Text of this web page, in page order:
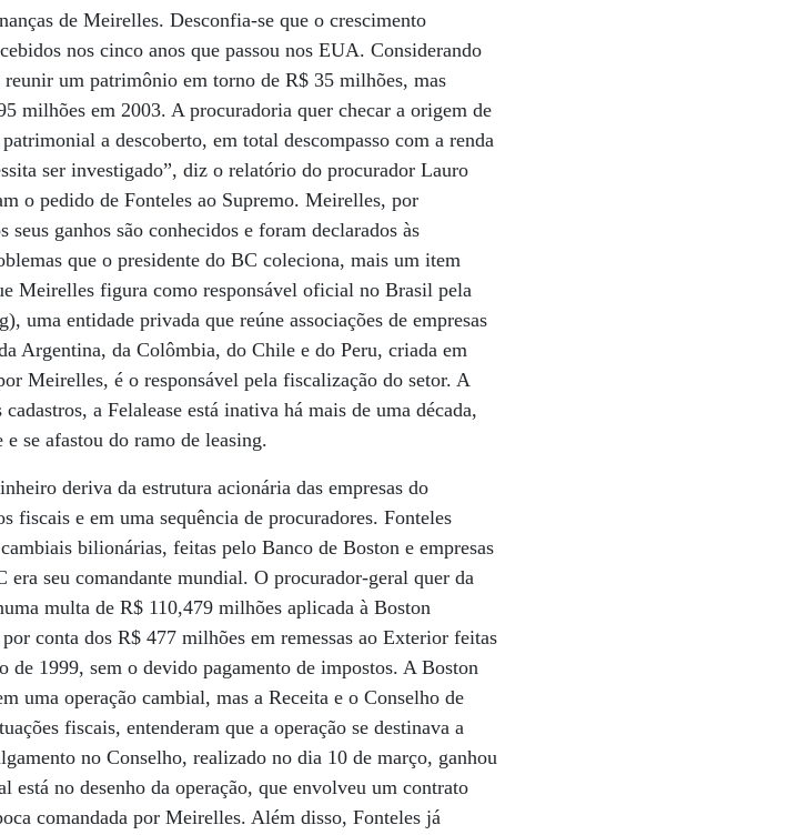
de Meirelles. Desconfia-se que o crescimento
nos cinco anos que passou nos EUA. Considerando
um patrimônio em torno de R$ 35 milhões, mas
milhões em 2003. A procuradoria quer checar a origem de
a descoberto, em total descompasso com a renda
ser investigado”, diz o relatório do procurador Lauro
o pedido de Fonteles ao Supremo. Meirelles, por
ganhos são conhecidos e foram declarados às
que o presidente do BC coleciona, mais um item
Meirelles figura como responsável oficial no Brasil pela
uma entidade privada que reúne associações de empresas
Argentina, da Colômbia, do Chile e do Peru, criada em
Meirelles, é o responsável pela fiscalização do setor. A
a Felalease está inativa há mais de uma década,
se afastou do ramo de leasing.
deriva da estrutura acionária das empresas do
fiscais e em uma sequência de procuradores. Fonteles
bilionárias, feitas pelo Banco de Boston e empresas
seu comandante mundial. O procurador-geral quer da
multa de R$ 110,479 milhões aplicada à Boston
conta dos R$ 477 milhões em remessas ao Exterior feitas
de 1999, sem o devido pagamento de impostos. A Boston
uma operação cambial, mas a Receita e o Conselho de
fiscais, entenderam que a operação se destinava a
no Conselho, realizado no dia 10 de março, ganhou
está no desenho da operação, que envolveu um contrato
comandada por Meirelles. Além disso, Fonteles já